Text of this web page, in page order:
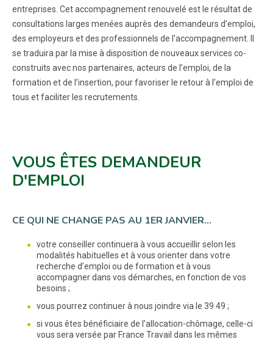
entreprises. Cet accompagnement renouvelé est le résultat de
consultations larges menées auprès des demandeurs d’emploi,
des employeurs et des professionnels de l’accompagnement. Il
se traduira par la mise à disposition de nouveaux services co-
construits avec nos partenaires, acteurs de l’emploi, de la
formation et de l’insertion, pour favoriser le retour à l’emploi de
tous et faciliter les recrutements.
VOUS ÊTES DEMANDEUR
D'EMPLOI
CE QUI NE CHANGE PAS AU 1ER JANVIER…
votre conseiller continuera à vous accueillir selon les
modalités habituelles et à vous orienter dans votre
recherche d’emploi ou de formation et à vous
accompagner dans vos démarches, en fonction de vos
besoins ;
vous pourrez continuer à nous joindre via le 39 49 ;
si vous êtes bénéficiaire de l’allocation-chômage, celle-ci
vous sera versée par France Travail dans les mêmes